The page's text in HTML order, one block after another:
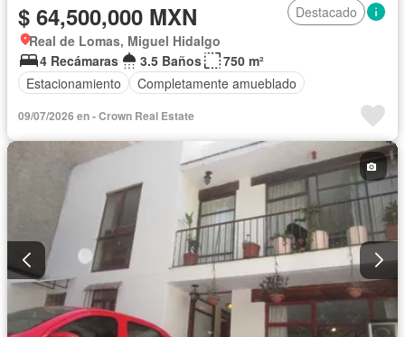
$ 64,500,000 MXN
Destacado
Real de Lomas, Miguel Hidalgo
4 Recámaras
3.5 Baños
750 m²
Estacionamiento
Completamente amueblado
09/07/2026 en - Crown Real Estate